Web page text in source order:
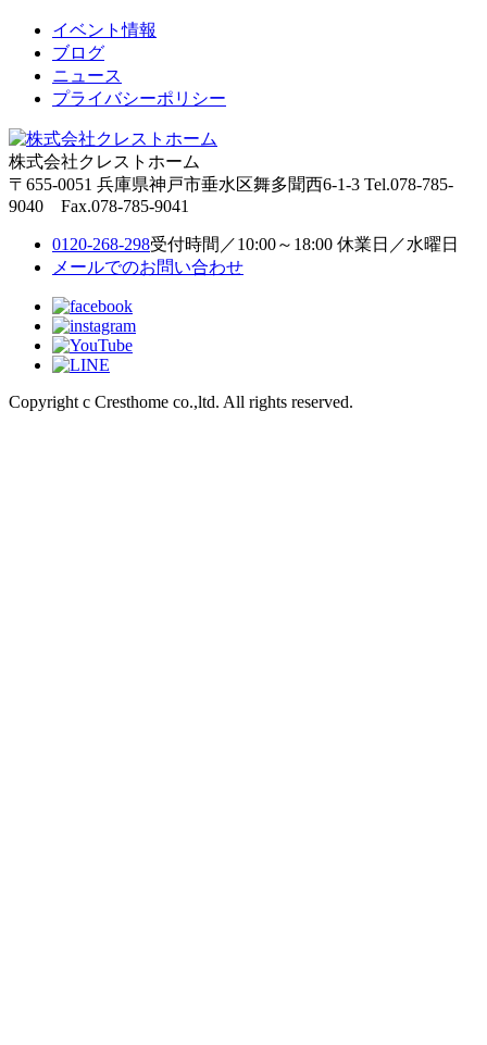
イベント情報
ブログ
ニュース
プライバシーポリシー
株式会社クレストホーム
〒655-0051 兵庫県神戸市垂水区舞多聞西6-1-3 Tel.078-785-
9040 Fax.078-785-9041
0120-268-298受付時間／10:00～18:00 休業日／水曜日
メールでのお問い合わせ
Copyright c Cresthome co.,ltd. All rights reserved.